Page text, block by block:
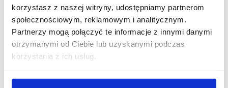
korzystasz z naszej witryny, udostępniamy partnerom
społecznościowym, reklamowym i analitycznym.
Partnerzy mogą połączyć te informacje z innymi danymi
otrzymanymi od Ciebie lub uzyskanymi podczas
korzystania z ich usług.